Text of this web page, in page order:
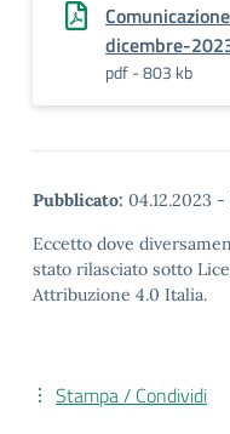
dicembre-
pdf - 803 kb
Pubblicato: 04.12.2023 -
Eccetto dove
stato rilasciato sotto
Attribuzione 4.0 Italia.
Stampa / Condividi